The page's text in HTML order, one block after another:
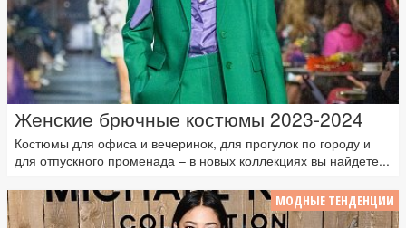
Женские брючные костюмы 2023-2024
Костюмы для офиса и вечеринок, для прогулок по городу и
для отпускного променада – в новых коллекциях вы найдете...
МОДНЫЕ ТЕНДЕНЦИИ